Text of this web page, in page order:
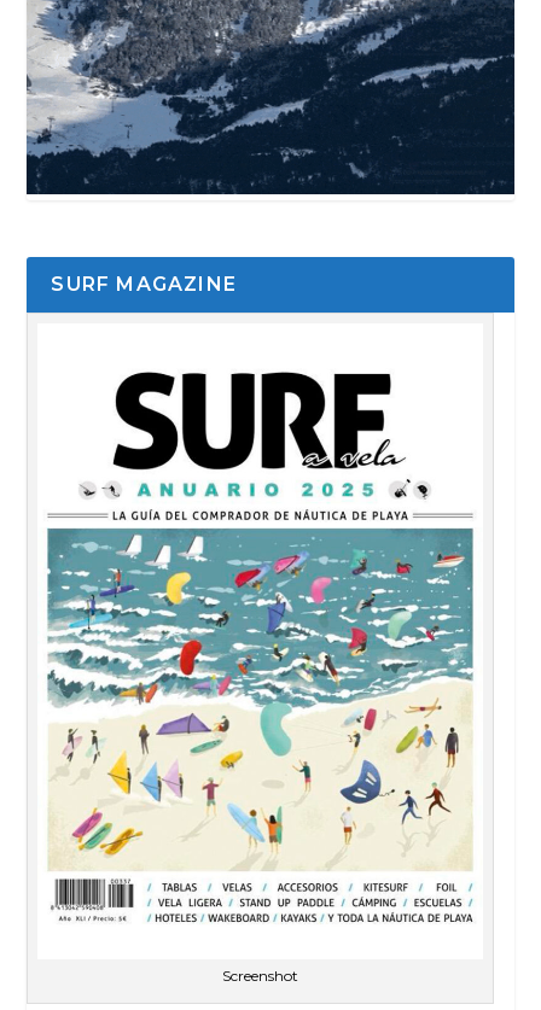
SURF MAGAZINE
Screenshot